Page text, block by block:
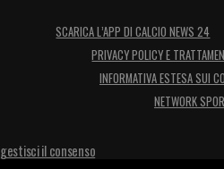
SCARICA L’APP DI CALCIO NEWS 24
PRIVACY POLICY E
INFORMATIVA ESTESA SUI
NETWORK
gestisci il consenso